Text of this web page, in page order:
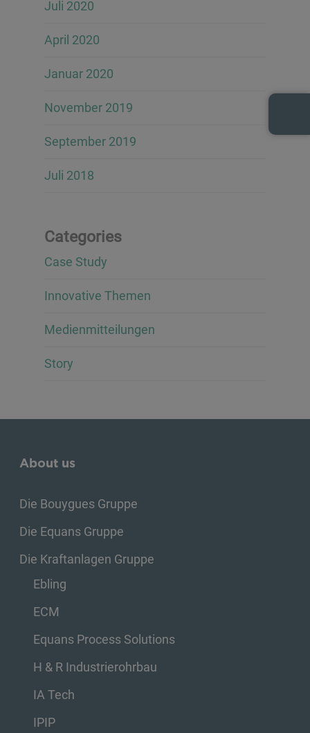
Juli 2020
April 2020
Januar 2020
November 2019
September 2019
Juli 2018
Categories
Case Study
Innovative Themen
Medienmitteilungen
Story
About us
Die Bouygues Gruppe
Die Equans Gruppe
Die Kraftanlagen Gruppe
Ebling
ECM
Equans Process Solutions
H & R Industrierohrbau
IA Tech
IPIP